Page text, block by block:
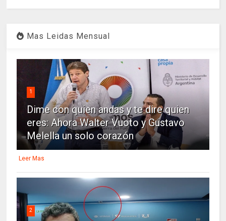
Mas Leidas Mensual
1
Dime con quien andas y te dire quien
eres: Ahora Walter Vuoto y Gustavo
Melella un solo corazón
Leer Mas
2